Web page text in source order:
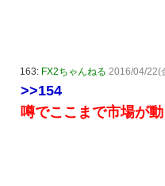
163: FX2ちゃんねる 2016/04/22(
>>154
噂でここまで市場が